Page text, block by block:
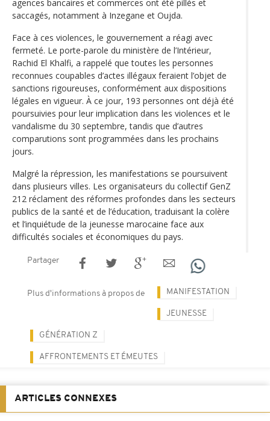
agences bancaires et commerces ont été pillés et
saccagés, notamment à Inzegane et Oujda.
Face à ces violences, le gouvernement a réagi avec
fermeté. Le porte-parole du ministère de l’Intérieur,
Rachid El Khalfi, a rappelé que toutes les personnes
reconnues coupables d’actes illégaux feraient l’objet de
sanctions rigoureuses, conformément aux dispositions
légales en vigueur. À ce jour, 193 personnes ont déjà été
poursuivies pour leur implication dans les violences et le
vandalisme du 30 septembre, tandis que d’autres
comparutions sont programmées dans les prochains
jours.
Malgré la répression, les manifestations se poursuivent
dans plusieurs villes. Les organisateurs du collectif GenZ
212 réclament des réformes profondes dans les secteurs
publics de la santé et de l’éducation, traduisant la colère
et l’inquiétude de la jeunesse marocaine face aux
difficultés sociales et économiques du pays.
Partager
Plus d'informations à propos de MANIFESTATION
JEUNESSE
GÉNÉRATION Z
AFFRONTEMENTS ET ÉMEUTES
ARTICLES CONNEXES